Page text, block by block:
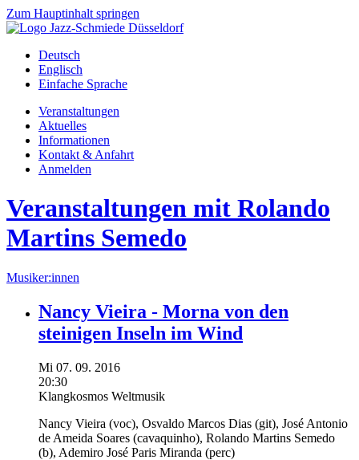
Zum Hauptinhalt springen
Deutsch
Englisch
Einfache Sprache
Veranstaltungen
Aktuelles
Informationen
Kontakt & Anfahrt
Anmelden
Veranstaltungen mit Rolando
Martins Semedo
Musiker:innen
Nancy Vieira - Morna von den
steinigen Inseln im Wind
Mi 07. 09. 2016
20:30
Klangkosmos Weltmusik
Nancy Vieira (voc), Osvaldo Marcos Dias (git), José Antonio
de Ameida Soares (cavaquinho), Rolando Martins Semedo
(b), Ademiro José Paris Miranda (perc)